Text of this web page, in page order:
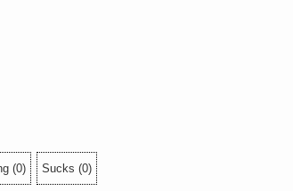
(0) Sucks (0)